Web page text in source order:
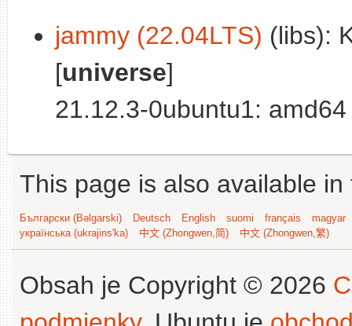
jammy (22.04LTS) (libs):
[universe]
21.12.3-0ubuntu1:
This page is also available
Български (Bəlgarski) Deutsch English suomi français
magyar
українська (ukrajins'ka)
中文 (Zhongwen,简) 中文 (Zhongwen,繁)
Obsah je Copyright © 2026